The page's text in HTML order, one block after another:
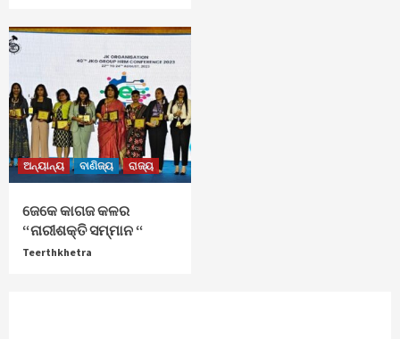
ଅନ୍ୟାନ୍ୟ ବାଣିଜ୍ୟ ରାଜ୍ୟ
ଜେକେ କାଗଜ କଳର
“ନାରୀଶକ୍ତି ସମ୍ମାନ “
Teerthkhetra